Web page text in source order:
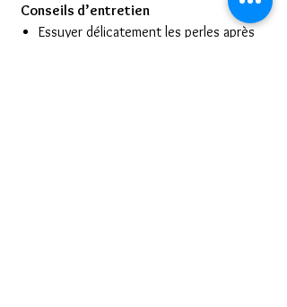
Conseils d’entretien
Essuyer délicatement les perles après